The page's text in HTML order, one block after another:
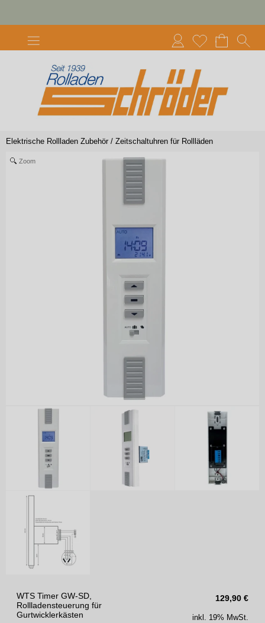
Elektrische Rollladen Zubehör / Zeitschaltuhren für Rollläden
Zoom
129,90 €
WTS Timer GW-SD,
Rollladensteuerung für
Gurtwicklerkästen
inkl. 19% MwSt.